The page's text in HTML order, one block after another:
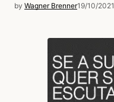
by Wagner Brenner19/10/2021